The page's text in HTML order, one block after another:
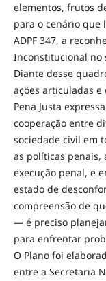
elementos, frutos
para o cenário que
ADPF 347, a
Inconstitucional no
Diante desse
ações articuladas e
Pena Justa
cooperação entre
sociedade civil em
as políticas penais,
execução penal, e
estado de
compreensão de
— é preciso
para enfrentar
O Plano foi
entre a Secretaria